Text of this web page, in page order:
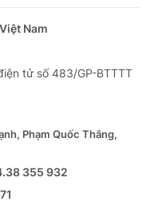
Nam
tử số 483/GP-BTTTT
Phạm Quốc Thắng,
355 932